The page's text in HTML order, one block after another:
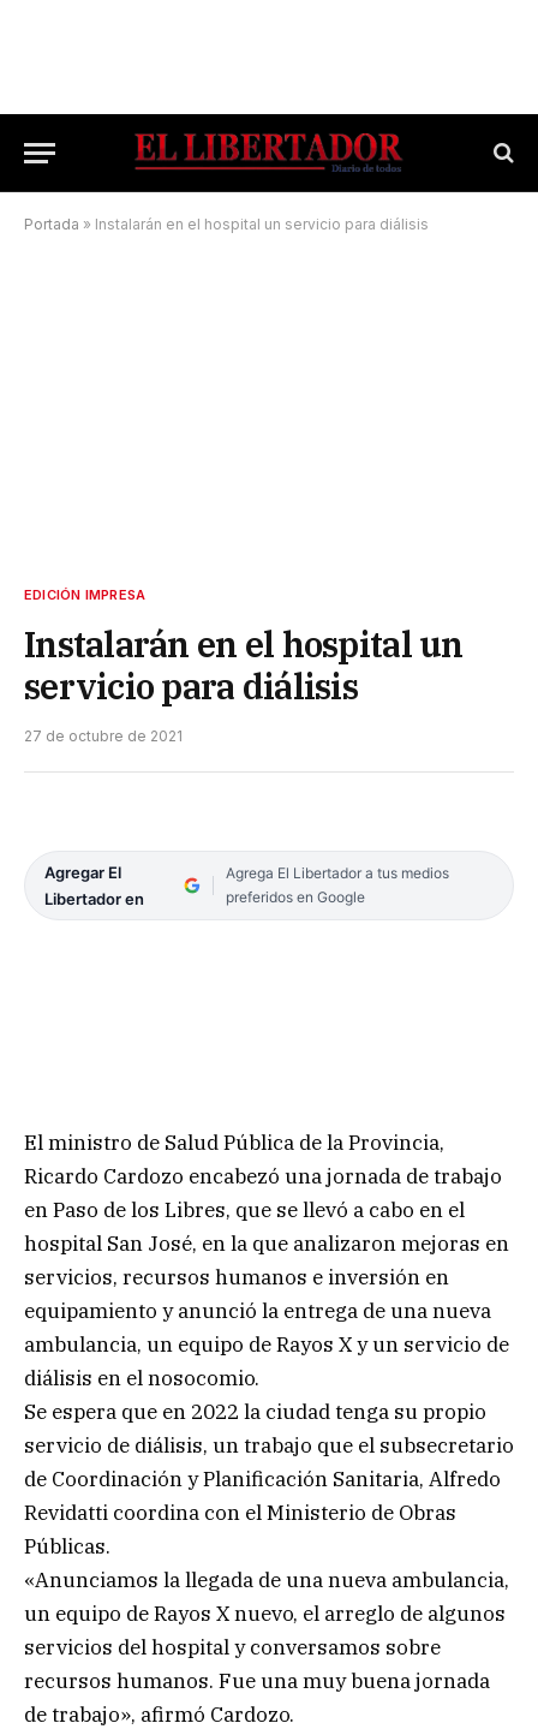
Portada » Instalarán en el hospital un servicio para diálisis
EDICIÓN IMPRESA
Instalarán en el hospital un
servicio para diálisis
27 de octubre de 2021
Agregar El
Libertador en
Agrega El Libertador a tus medios
preferidos en Google
El ministro de Salud Pública de la Provincia,
Ricardo Cardozo encabezó una jornada de trabajo
en Paso de los Libres, que se llevó a cabo en el
hospital San José, en la que analizaron mejoras en
servicios, recursos humanos e inversión en
equipamiento y anunció la entrega de una nueva
ambulancia, un equipo de Rayos X y un servicio de
diálisis en el nosocomio.
Se espera que en 2022 la ciudad tenga su propio
servicio de diálisis, un trabajo que el subsecretario
de Coordinación y Planificación Sanitaria, Alfredo
Revidatti coordina con el Ministerio de Obras
Públicas.
«Anunciamos la llegada de una nueva ambulancia,
un equipo de Rayos X nuevo, el arreglo de algunos
servicios del hospital y conversamos sobre
recursos humanos. Fue una muy buena jornada
de trabajo», afirmó Cardozo.